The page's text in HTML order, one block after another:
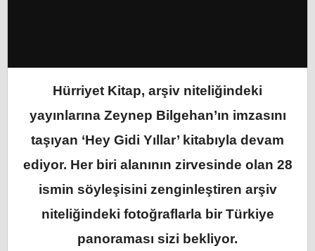
Hürriyet Kitap, arşiv niteliğindeki
yayınlarına Zeynep Bilgehan’ın imzasını
taşıyan ‘Hey Gidi Yıllar’ kitabıyla devam
ediyor. Her biri alanının zirvesinde olan 28
ismin söyleşisini zenginleştiren arşiv
niteliğindeki fotoğraflarla bir Türkiye
panoraması sizi bekliyor.